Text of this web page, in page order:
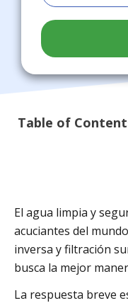
Table of
El agua limpia y
acuciantes del
inversa y filtración
busca la mejor
La respuesta breve